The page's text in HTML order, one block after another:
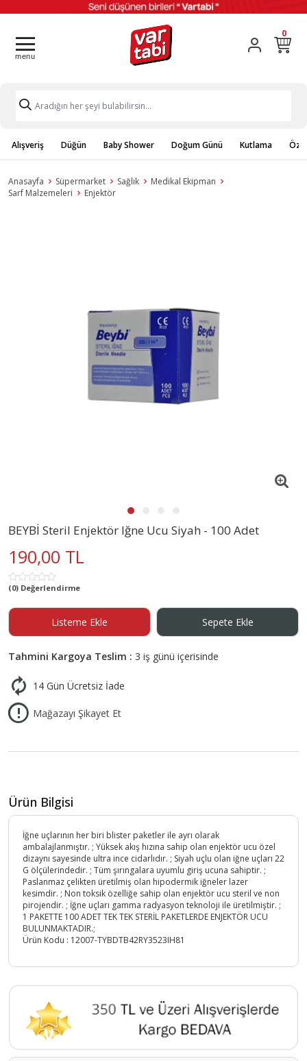
0
Alışveriş Düğün Baby Shower Doğum Günü Kutlama
Anasayfa Süpermarket Sağlık
Medikal Ekipman
Sarf Malzemeleri
Enjektör
BEYBİ Steril Enjektör Iğne Ucu Siyah - 100 Adet
190,00 TL
(0) Değerlendirme
Listeme Ekle Sepete Ekle
Tahmini Kargoya Teslim : 3 iş günü içerisinde
14 Gün Ücretsiz İade
Mağazayı Şikayet Et
Ürün Bilgisi
İğne uçlarının her biri blister paketler ile ayrı olarak
ambalajlanmıştır. ; Yüksek akış hızına sahip olan enjektör ucu özel
dizaynı sayesinde ultra ince cidarlıdır. ; Siyah uçlu olan iğne uçları 22
G ölçülerindedir. ; Tüm şırıngalara uyumlu giriş ucuna sahiptir. ;
Paslanmaz çelikten üretilmiş olan hipodermik iğneler lazer
kesimdir. ; Non toksik özelliğe sahip olan enjektör ucu steril ve non
pirojendir. ; İğne uçları gamma radyasyon teknoloji ile üretilmiştir. ;
1 PAKETTE 100 ADET TEK TEK STERİL PAKETLERDE ENJEKTÖR UCU
BULUNMAKTADIR.;
Ürün Kodu : 12007-TYBDTB42RY3523IH81